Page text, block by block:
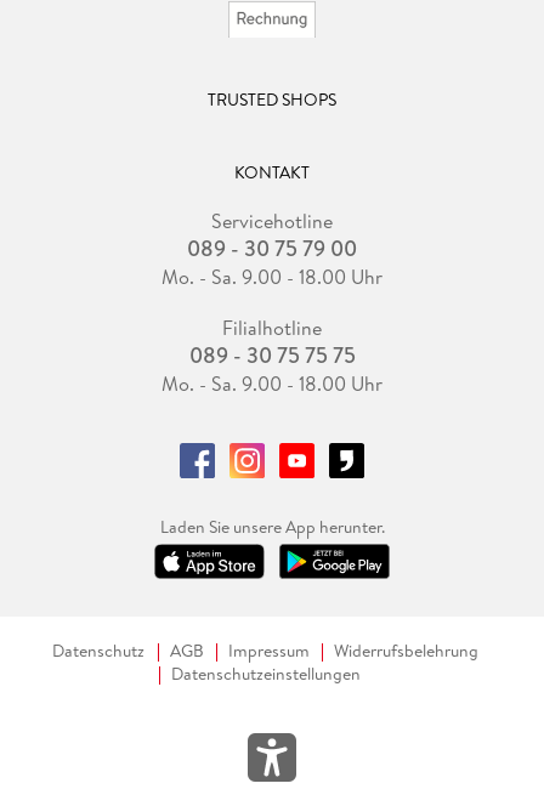
TRUSTED SHOPS
KONTAKT
Servicehotline
089 - 30 75 79 00
Mo. - Sa. 9.00 - 18.00 Uhr
Filialhotline
089 - 30 75 75 75
Mo. - Sa. 9.00 - 18.00 Uhr
Laden Sie unsere App herunter.
Datenschutz AGB Impressum
Widerrufsbelehrung
Datenschutzeinstellungen